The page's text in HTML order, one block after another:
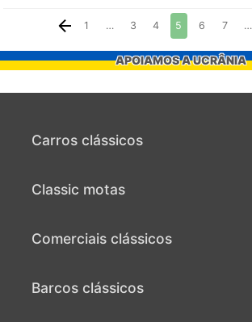
1 … 3 4 5 6 7 …
APOIAMOS A UCRÂNIA
Carros clássicos
Classic motas
Comerciais clássicos
Barcos clássicos